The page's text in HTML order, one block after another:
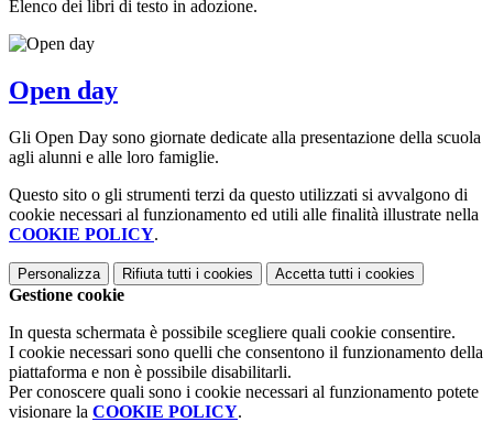
Elenco dei libri di testo in adozione.
Open day
Gli Open Day sono giornate dedicate alla presentazione della scuola
agli alunni e alle loro famiglie.
Questo sito o gli strumenti terzi da questo utilizzati si avvalgono di
cookie necessari al funzionamento ed utili alle finalità illustrate nella
COOKIE POLICY.
Personalizza Rifiuta tutti i cookies Accetta tutti i cookies
Gestione cookie
In questa schermata è possibile scegliere quali cookie consentire.
I cookie necessari sono quelli che consentono il funzionamento della
piattaforma e non è possibile disabilitarli.
Per conoscere quali sono i cookie necessari al funzionamento potete
visionare la COOKIE POLICY.